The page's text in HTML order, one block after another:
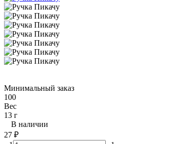
Минимальный заказ
100
Вес
13 г
В наличии
27 ₽